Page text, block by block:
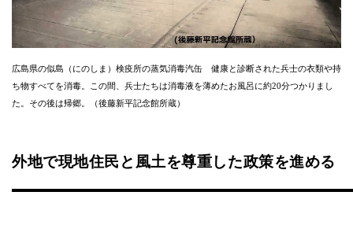
広島県の似島（にのしま）検疫所の蒸気消毒汽缶 健康と診断された兵士の衣類や持
ち物すべてを消毒。この間、兵士たちは消毒液を薄めたお風呂に約20分つかりまし
た。その後は帰郷。（後藤新平記念館所蔵）
外地で現地住民と風土を尊重した政策を進める